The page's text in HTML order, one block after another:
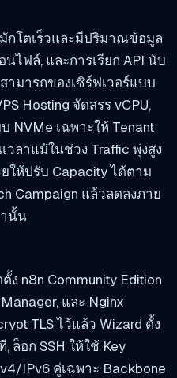
กโตเร็วและมีปริมาณข้อมูล
ไฟล์, และการเรียก API นับ
มารถของเซิร์ฟเวอร์แบบ
Hosting จัดสรร vCPU,
NVMe เฉพาะให้ Tenant
วลาแม้ในช่วง Traffic พุ่งสูง
ให้ปรับ Capacity ได้ตาม
Campaign แล้วลดลงภาย
านั้น
ง n8n Community Edition
และ Nginx
TLS ไว้แล้ว Wizard ตั้ง
ล็อก SSH ให้ใช้ Key
IPv6 คู่เฉพาะ Backbone